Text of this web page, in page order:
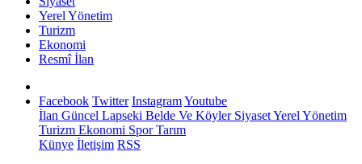
Yerel Yönetim
Turizm
Ekonomi
Resmî İlan
Facebook Twitter InstagramYoutube
İlan Güncel Lapseki Belde Ve KöylerSiyasetYerel Yönetim
Turizm Ekonomi SporTarım
Künye İletişim RSS